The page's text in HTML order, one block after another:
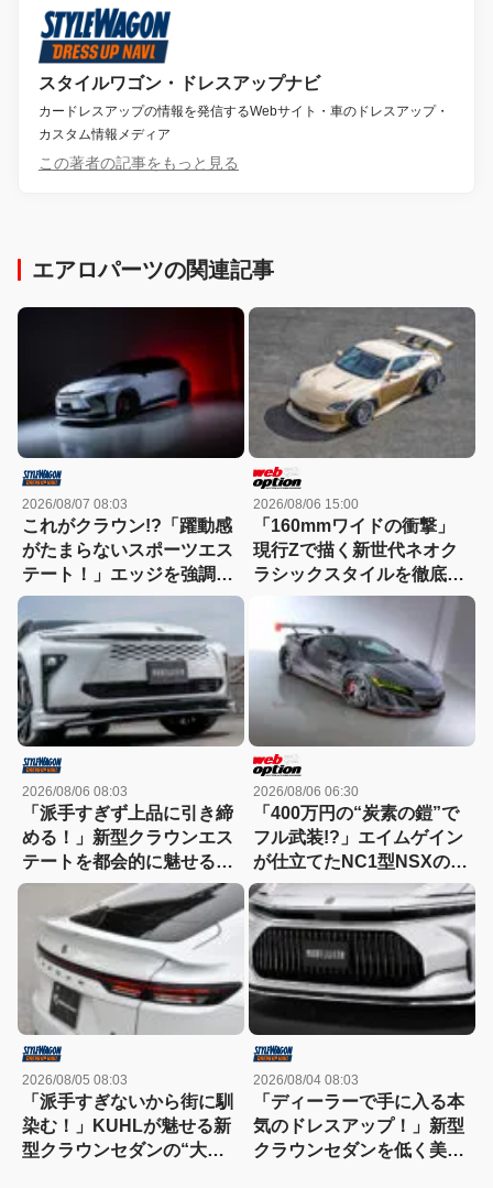
スタイルワゴン・ドレスアップナビ
カードレスアップの情報を発信するWebサイト・車のドレスアップ・
カスタム情報メディア
この著者の記事をもっと見る
エアロパーツの関連記事
2026/08/07 08:03
これがクラウン!?「躍動感
がたまらないスポーツエス
テート！」エッジを強調し
たエアロに22インチホイー
ルで武装
2026/08/06 15:00
「160mmワイドの衝撃」
現行Zで描く新世代ネオク
ラシックスタイルを徹底解
2026/08/06 08:03
「派手すぎず上品に引き締
める！」新型クラウンエス
テートを都会的に魅せる、
モデリスタのディーラーで
買える流麗スタイル
2026/08/06 06:30
「400万円の“炭素の鎧”で
フル武装!?」エイムゲイン
が仕立てたNC1型NSXの本
気
2026/08/05 08:03
「派手すぎないから街に馴
染む！」KUHLが魅せる新
型クラウンセダンの“大人
2026/08/04 08:03
「ディーラーで手に入る本
気のドレスアップ！」新型
クラウンセダンを低く美し